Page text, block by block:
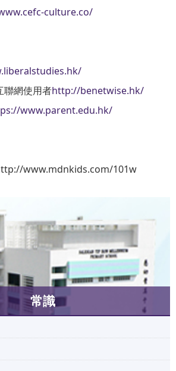
culture.co/
聯網使用者http://benetwise.hk/
www.parent.edu.hk/
www.mdnkids.com/101w
常識